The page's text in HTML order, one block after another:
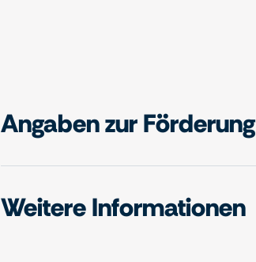
Angaben zur Förderung
Weitere Informationen